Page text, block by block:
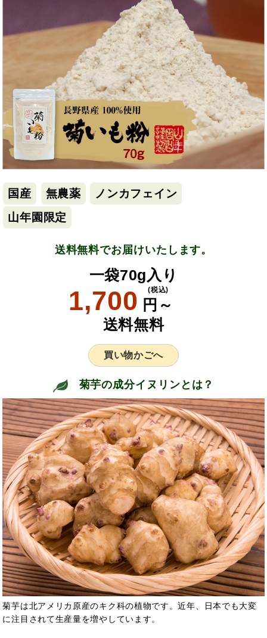
国産 無農薬
ノンカフェイン
山年園限定
送料無料でお届けいたします。
一袋70g入り
1,700 円～
(税込)
送料無料
買い物かごへ
菊芋の成分イヌリンとは？
菊芋は北アメリカ原産のキク科の植物です。近年、日本でも大変
に注目されて生産量を増やしています。